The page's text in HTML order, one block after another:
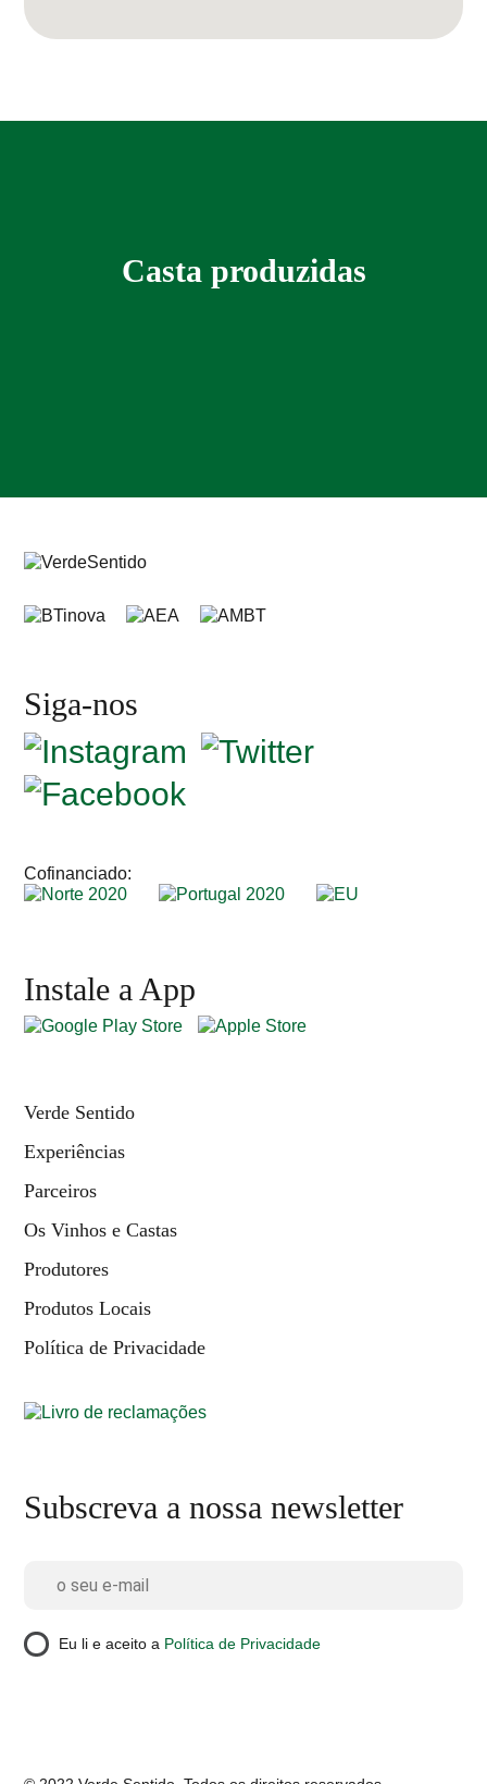
Casta produzidas
Siga-nos
Cofinanciado:
Instale a App
Verde Sentido
Experiências
Parceiros
Os Vinhos e Castas
Produtores
Produtos Locais
Política de Privacidade
Subscreva a nossa newsletter
Eu li e aceito a Política de Privacidade